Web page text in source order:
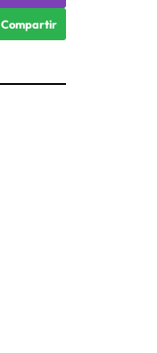
Compartir